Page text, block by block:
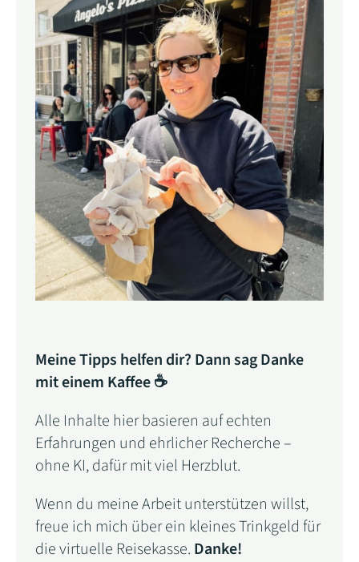
Meine Tipps helfen dir? Dann sag Danke
mit einem Kaffee ☕
Alle Inhalte hier basieren auf echten
Erfahrungen und ehrlicher Recherche –
ohne KI, dafür mit viel Herzblut.
Wenn du meine Arbeit unterstützen willst,
freue ich mich über ein kleines Trinkgeld für
die virtuelle Reisekasse. Danke!